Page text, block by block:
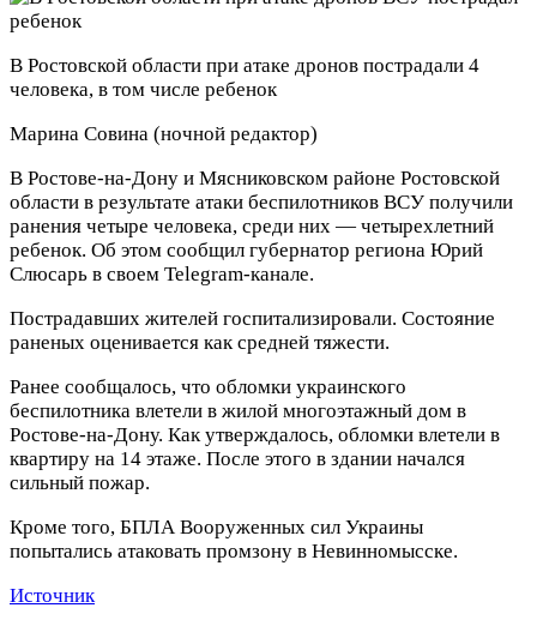
В Ростовской области при атаке дронов пострадали 4
человека, в том числе ребенок
Марина Совина (ночной редактор)
В Ростове-на-Дону и Мясниковском районе Ростовской
области в результате атаки беспилотников ВСУ получили
ранения четыре человека, среди них — четырехлетний
ребенок. Об этом сообщил губернатор региона Юрий
Слюсарь в своем Telegram-канале.
Пострадавших жителей госпитализировали. Состояние
раненых оценивается как средней тяжести.
Ранее сообщалось, что обломки украинского
беспилотника влетели в жилой многоэтажный дом в
Ростове-на-Дону. Как утверждалось, обломки влетели в
квартиру на 14 этаже. После этого в здании начался
сильный пожар.
Кроме того, БПЛА Вооруженных сил Украины
попытались атаковать промзону в Невинномысске.
Источник